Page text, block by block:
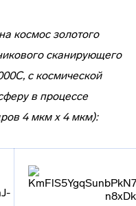
космос золотого
сканирующего
с космической
в процессе
4 мкм х 4 мкм):